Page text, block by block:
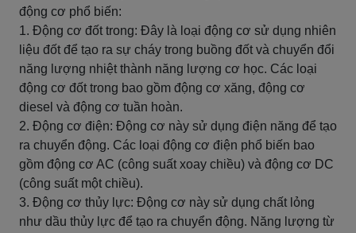
động cơ phổ biến:
1. Động cơ đốt trong: Đây là loại động cơ sử dụng nhiên
liệu đốt để tạo ra sự cháy trong buồng đốt và chuyển đổi
năng lượng nhiệt thành năng lượng cơ học. Các loại
động cơ đốt trong bao gồm động cơ xăng, động cơ
diesel và động cơ tuần hoàn.
2. Động cơ điện: Động cơ này sử dụng điện năng để tạo
ra chuyển động. Các loại động cơ điện phổ biến bao
gồm động cơ AC (công suất xoay chiều) và động cơ DC
(công suất một chiều).
3. Động cơ thủy lực: Động cơ này sử dụng chất lỏng
như dầu thủy lực để tạo ra chuyển động. Năng lượng từ